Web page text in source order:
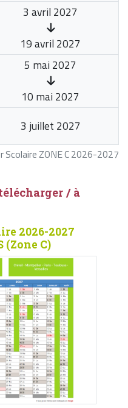
Scolaire ZONE C 2026-2027
3 avril 2027
19 avril 2027
5 mai 2027
10 mai 2027
3 juillet 2027
/ à
2026-2027
(Zone C)